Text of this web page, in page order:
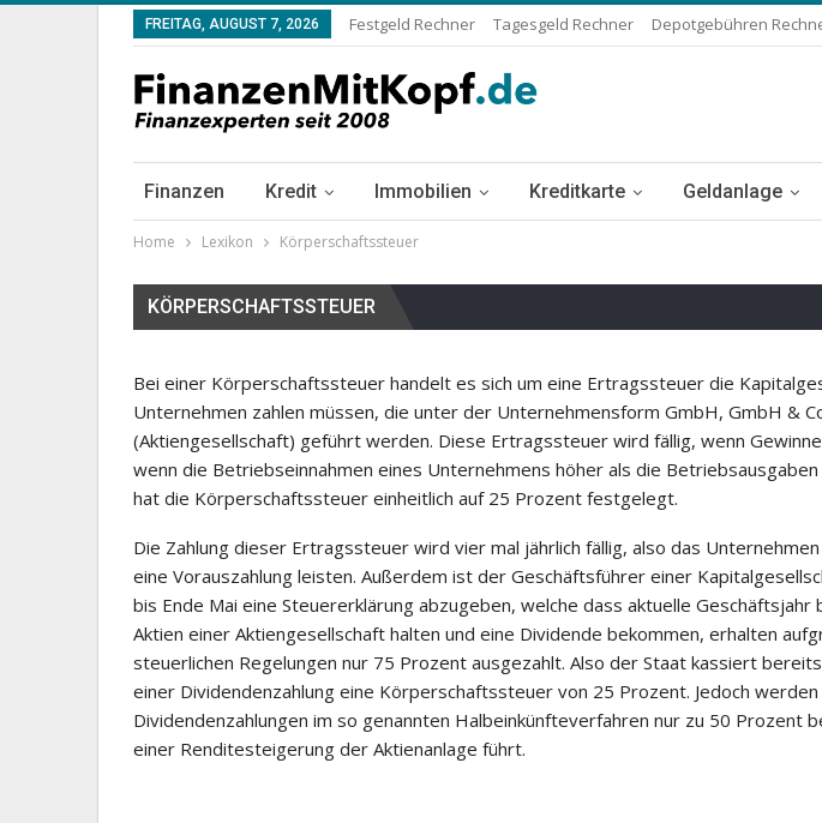
FREITAG, AUGUST 7, 2026 Festgeld Rechner Tagesgeld Rechner Depotgebühren
Finanzen Kredit Immobilien Kreditkarte Geldanlage
Home Lexikon Körperschaftssteuer
KÖRPERSCHAFTSSTEUER
Bei einer Körperschaftssteuer handelt es sich um eine Ertragssteuer die
Unternehmen zahlen müssen, die unter der Unternehmensform GmbH, GmbH &
(Aktiengesellschaft) geführt werden. Diese Ertragssteuer wird fällig, wenn
wenn die Betriebseinnahmen eines Unternehmens höher als die
hat die Körperschaftssteuer einheitlich auf 25 Prozent festgelegt.
Die Zahlung dieser Ertragssteuer wird vier mal jährlich fällig, also das
eine Vorauszahlung leisten. Außerdem ist der Geschäftsführer einer
bis Ende Mai eine Steuererklärung abzugeben, welche dass aktuelle
Aktien einer Aktiengesellschaft halten und eine Dividende bekommen, erhalten
steuerlichen Regelungen nur 75 Prozent ausgezahlt. Also der Staat kassiert
einer Dividendenzahlung eine Körperschaftssteuer von 25 Prozent. Jedoch werden
Dividendenzahlungen im so genannten Halbeinkünfteverfahren nur zu 50 Prozent
einer Renditesteigerung der Aktienanlage führt.